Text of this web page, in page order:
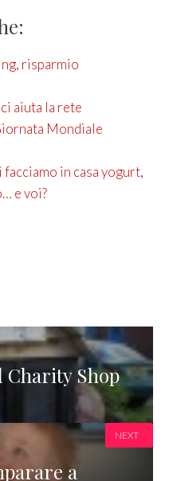
risparmio
aiuta la rete
Mondiale
in casa yogurt,
e voi?
Charity Shop
a
NEXT